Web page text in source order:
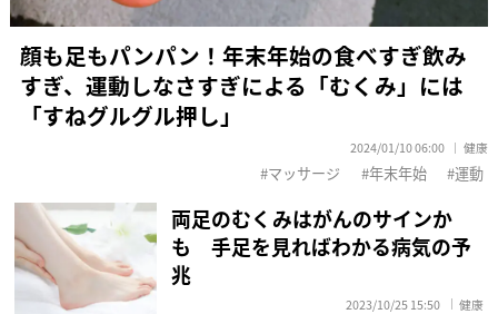
顔も足もパンパン！年末年始の食べすぎ飲み
すぎ、運動しなさすぎによる「むくみ」には
「すねグルグル押し」
2024/01/10 06:00 健康
マッサージ 年末年始 運動
両足のむくみはがんのサインか
も 手足を見ればわかる病気の予
兆
2023/10/25 15:50 健康